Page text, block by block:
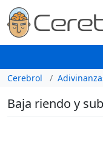
Cerebrol
Baja riendo y